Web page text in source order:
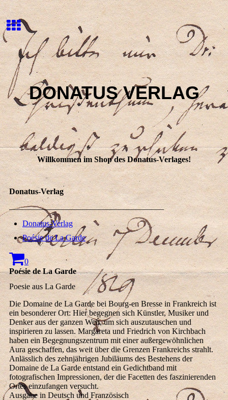
DONATUS VERLAG
Willkommen im Shop des Donatus-Verlages!
Donatus-Verlag
______________________________________
Donatus-Verlag
Poésie de La Garde
0
Poésie de La Garde
Poesie aus La Garde
Die Domaine de La Garde bei Bourg-en Bresse in Frankreich ist
ein besonderer Ort: Hier begegnen sich Künstler, Musiker und
Denker aus der ganzen Welt, um sich auszutauschen und
inspirieren zu lassen. Margareta und Friedrich von Kirchbach
haben ein Begegnungszentrum mit einer außergewöhnlichen
Aura geschaffen, das weit über die Grenzen Frankreichs strahlt.
Anlässlich des zehnjährigen Jubiläums des Bestehens der
Domaine de La Garde entstand ein Gedichtband mit
fotografischen Impressionen, der die Facetten des faszinierenden
Ortes einzufangen versucht.
Ausgabe in Deutsch und Französisch